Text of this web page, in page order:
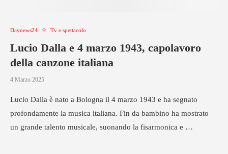
Daynews24 Tv e spettacolo
Lucio Dalla e 4 marzo 1943, capolavoro
della canzone italiana
4 Marzo 2025
Lucio Dalla è nato a Bologna il 4 marzo 1943 e ha segnato
profondamente la musica italiana. Fin da bambino ha mostrato
un grande talento musicale, suonando la fisarmonica e …